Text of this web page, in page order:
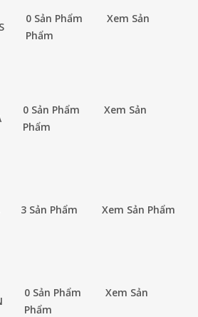
0 Sản Phẩm
Xem Sản
Phẩm
0 Sản Phẩm
Xem Sản
Phẩm
3 Sản Phẩm Xem Sản Phẩm
0 Sản Phẩm
Xem Sản
Phẩm